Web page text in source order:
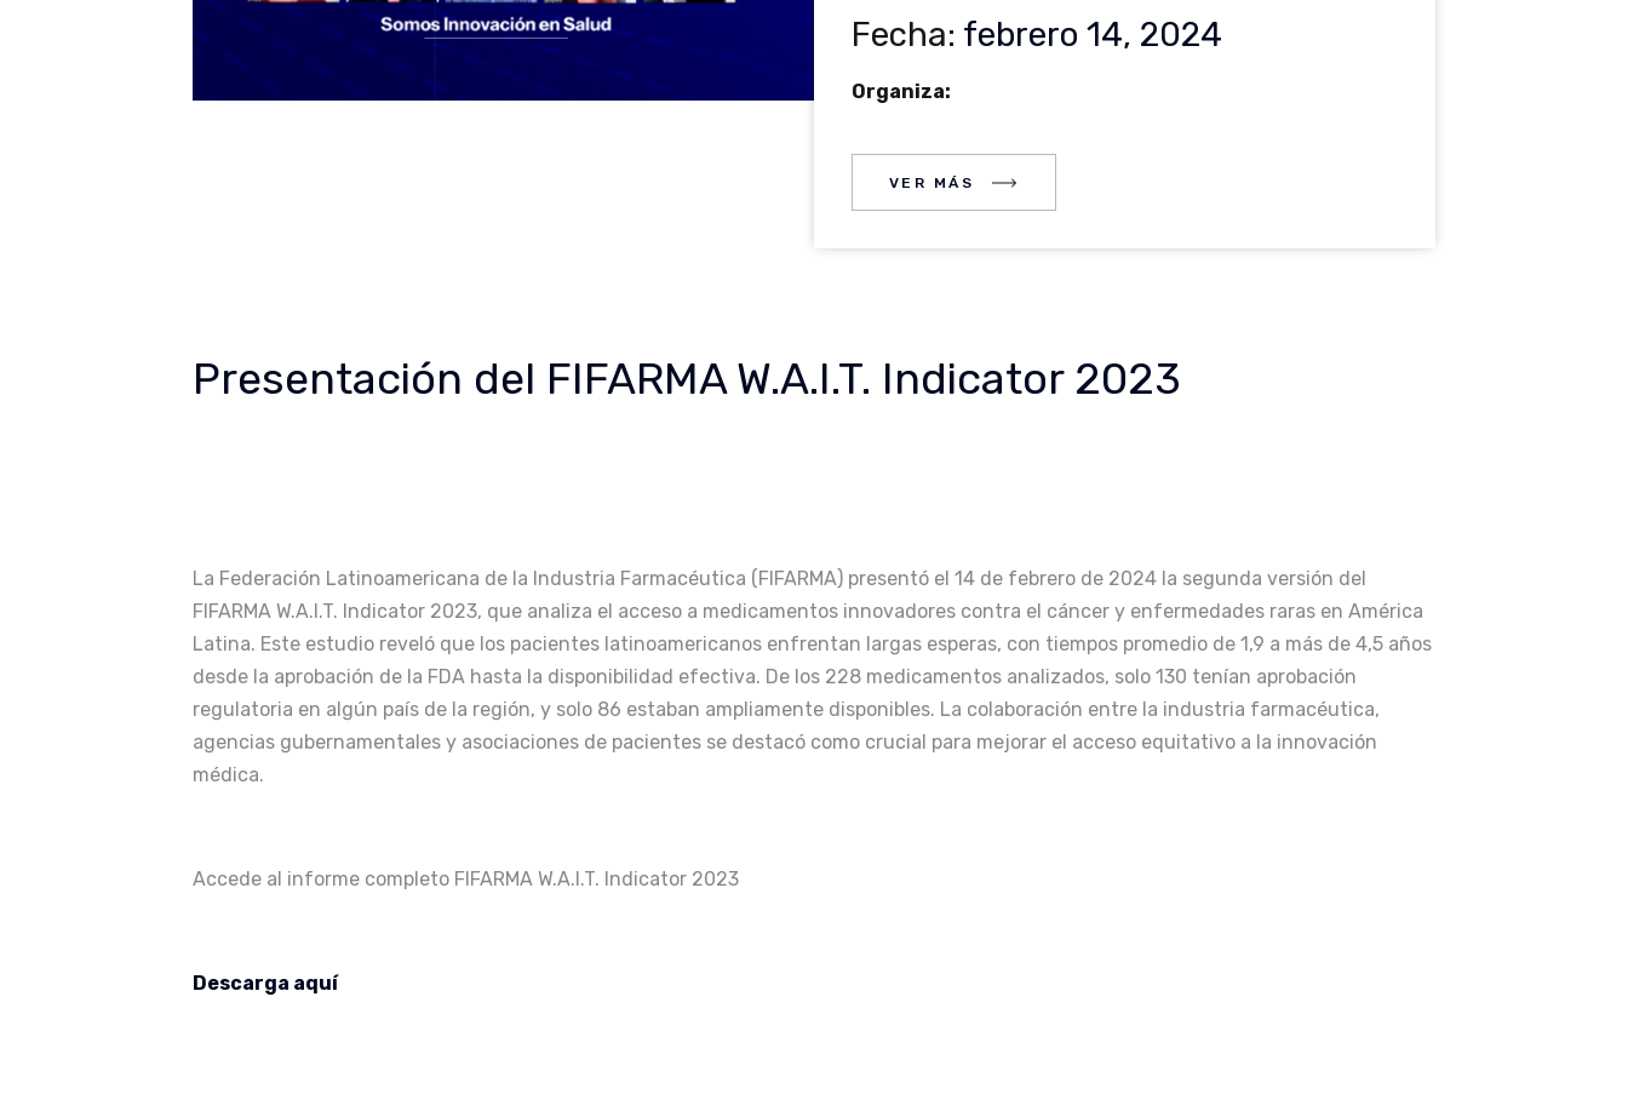
Fecha: febrero 14, 2024
Organiza:
VER MÁS
Presentación del FIFARMA W.A.I.T. Indicator 2023
La Federación Latinoamericana de la Industria Farmacéutica (FIFARMA) presentó el 14 de febrero de 2024 la segunda versión del
FIFARMA W.A.I.T. Indicator 2023, que analiza el acceso a medicamentos innovadores contra el cáncer y enfermedades raras en América
Latina. Este estudio reveló que los pacientes latinoamericanos enfrentan largas esperas, con tiempos promedio de 1,9 a más de 4,5 años
desde la aprobación de la FDA hasta la disponibilidad efectiva. De los 228 medicamentos analizados, solo 130 tenían aprobación
regulatoria en algún país de la región, y solo 86 estaban ampliamente disponibles. La colaboración entre la industria farmacéutica,
agencias gubernamentales y asociaciones de pacientes se destacó como crucial para mejorar el acceso equitativo a la innovación
médica.
Accede al informe completo FIFARMA W.A.I.T. Indicator 2023
Descarga aquí